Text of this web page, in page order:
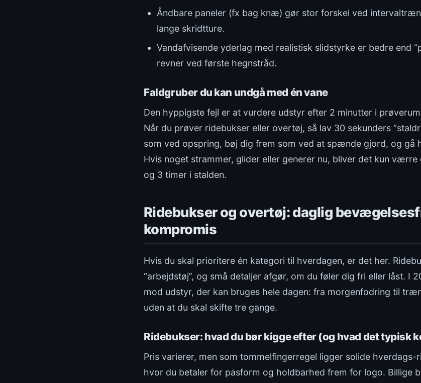
Åndbare paneler (fx bag knæ) gør stor forskel ved
lange skridtture.
Vandafvisende yderlag med realistisk slidstyrke er bedre end
revner ved første hegnstråd.
Faldgruber du kan undgå med én vane
Den hyppigste fejl er at vurdere udstyr efter 2 minutter i
Når du prøver ridebukser eller overtøj, så lav 30 sekunders
som ved opspring, bøj dig frem som ved at spænde gjord, og gå
Hvis noget strammer, glider eller generer nu, bliver det kun værre
og 3 timer i stalden.
Ridebukser og overtøj: daglig
kompromis
Hvis du skal prioritere én kategori til hverdagen, er det her.
“arbejdstøj”, og små detaljer afgør, om du føler dig fri eller låst. I
mod udstyr, der kan bruges hele dagen: fra morgenfodring til
uden at du skal skifte tre gange.
Ridebukser: hvad du bør kigge efter (og hvad det typisk
Pris varierer, men som tommelfingerregel ligger solide hverdags-
hvor du betaler for pasform og holdbarhed frem for logo. Billige